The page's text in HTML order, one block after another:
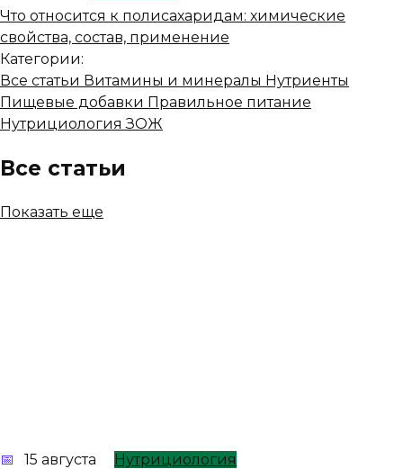
Что относится к полисахаридам: химические
свойства, состав, применение
Категории:
Все статьи Витамины и минералы Нутриенты
Пищевые добавки Правильное питание
НутрициологияЗОЖ
Все статьи
Показать еще
15 августа
Нутрициология